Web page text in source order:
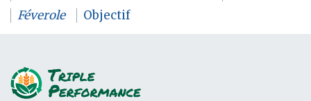
Féverole
Objectif